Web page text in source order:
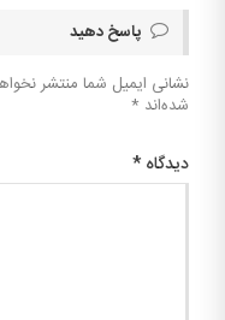
پاسخ دهید
نشانی ایمیل شما منتشر
شده‌اند *
دیدگاه *